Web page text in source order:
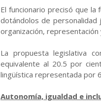
El funcionario precisó que
dotándolos de
organización,
La propuesta legislativa
equivalente al 20.5 por
lingüística representada por
Autonomía, igualdad e